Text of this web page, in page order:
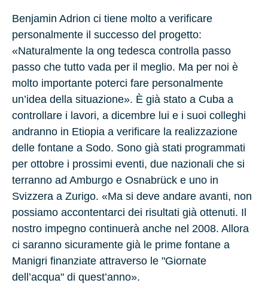
Benjamin Adrion ci tiene molto a verificare
personalmente il successo del progetto:
«Naturalmente la ong tedesca controlla passo
passo che tutto vada per il meglio. Ma per noi è
molto importante poterci fare personalmente
un’idea della situazione». È già stato a Cuba a
controllare i lavori, a dicembre lui e i suoi colleghi
andranno in Etiopia a verificare la realizzazione
delle fontane a Sodo. Sono già stati programmati
per ottobre i prossimi eventi, due nazionali che si
terranno ad Amburgo e Osnabrück e uno in
Svizzera a Zurigo. «Ma si deve andare avanti, non
possiamo accontentarci dei risultati già ottenuti. Il
nostro impegno continuerà anche nel 2008. Allora
ci saranno sicuramente già le prime fontane a
Manigri finanziate attraverso le "Giornate
dell’acqua" di quest’anno».